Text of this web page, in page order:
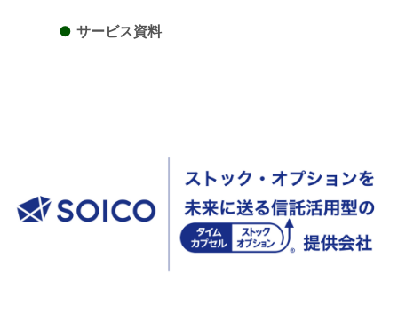
● サービス資料